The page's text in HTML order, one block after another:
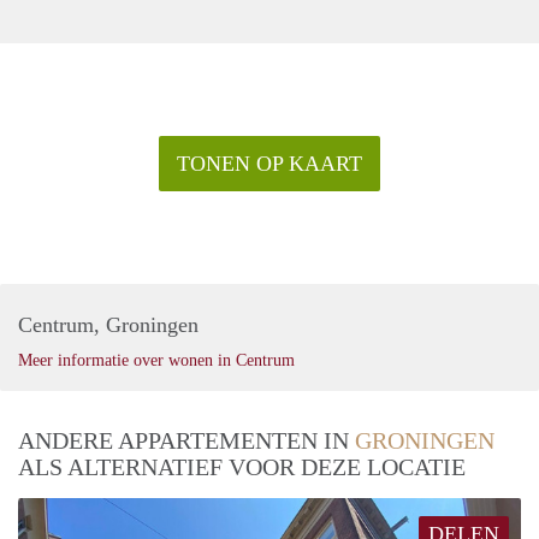
TONEN OP KAART
Centrum, Groningen
Meer informatie over wonen in Centrum
ANDERE APPARTEMENTEN IN GRONINGEN
ALS ALTERNATIEF VOOR DEZE LOCATIE
DELEN